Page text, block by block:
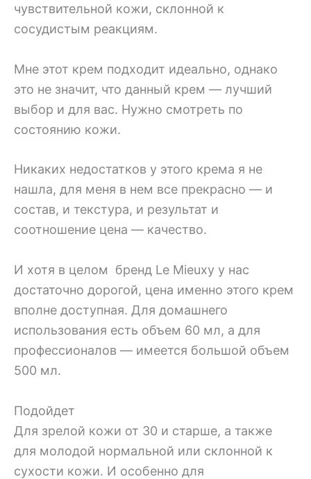
чувствительной кожи, склонной к
сосудистым реакциям.
Мне этот крем подходит идеально, однако
это не значит, что данный крем — лучший
выбор и для вас. Нужно смотреть по
состоянию кожи.
Никаких недостатков у этого крема я не
нашла, для меня в нем все прекрасно — и
состав, и текстура, и результат и
соотношение цена — качество.
И хотя в целом бренд Le Mieuxу у нас
достаточно дорогой, цена именно этого крем
вполне доступная. Для домашнего
использования есть объем 60 мл, а для
профессионалов — имеется большой объем
500 мл.
Подойдет
Для зрелой кожи от 30 и старше, а также
для молодой нормальной или склонной к
сухости кожи. И особенно для